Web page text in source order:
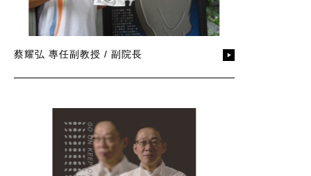
蔡耀弘 專任副教授 / 副院長